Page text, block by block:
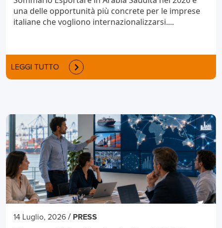
una delle opportunità più concrete per le imprese
italiane che vogliono internazionalizzarsi....
LEGGI TUTTO
14 Luglio, 2026 / PRESS